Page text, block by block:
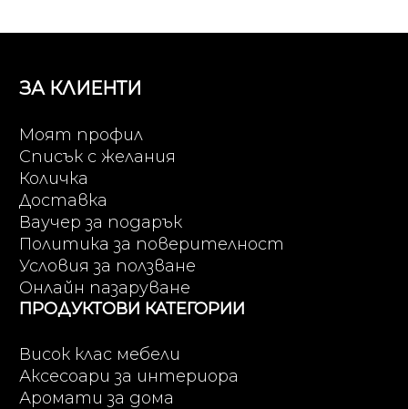
ЗА КЛИЕНТИ
Моят профил
Списък с желания
Количка
Доставка
Ваучер за подарък
Политика за поверителност
Условия за ползване
Онлайн пазаруване
ПРОДУКТОВИ КАТЕГОРИИ
Висок клас мебели
Аксесоари за интериора
Аромати за дома